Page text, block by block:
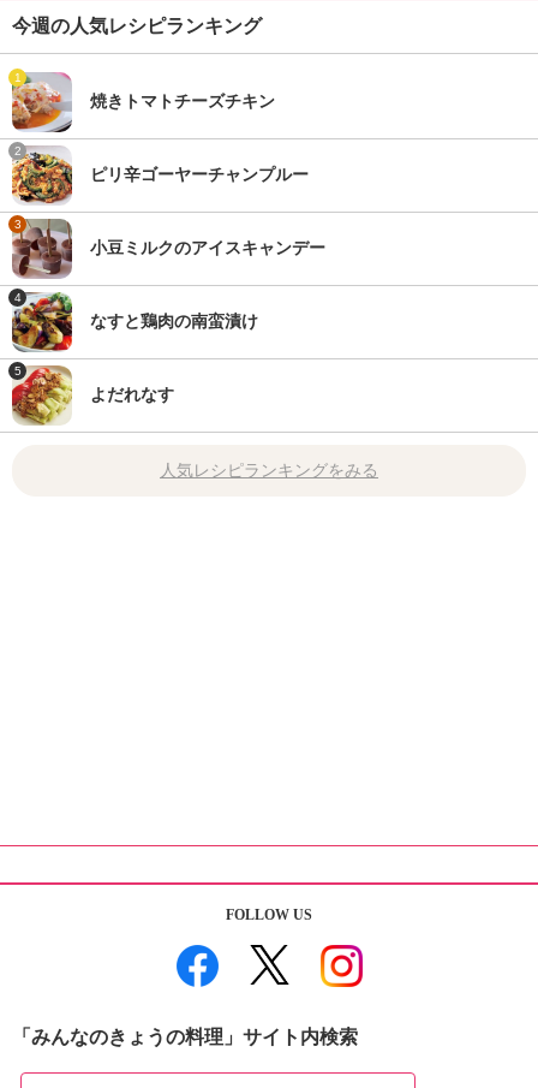
今週の人気レシピランキング
1
焼きトマトチーズチキン
2
ピリ辛ゴーヤーチャンプルー
3
小豆ミルクのアイスキャンデー
4
なすと鶏肉の南蛮漬け
5
よだれなす
人気レシピランキングをみる
FOLLOW US
「みんなのきょうの料理」サイト内検索